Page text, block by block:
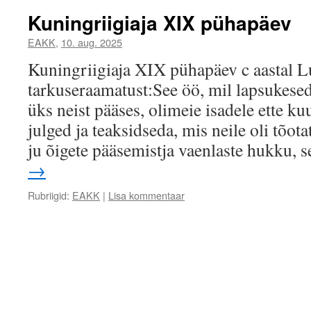
Kuningriigiaja XIX pühapäev
EAKK, 10. aug. 2025
Kuningriigiaja XIX pühapäev c aastal
tarkuseraamatust:See öö, mil
üks neist pääses, olimeie isadele ette
julged ja teaksidseda, mis neile oli
ju õigete pääsemistja vaenlaste hukku,
→
Rubriigid: EAKK | Lisa kommentaar